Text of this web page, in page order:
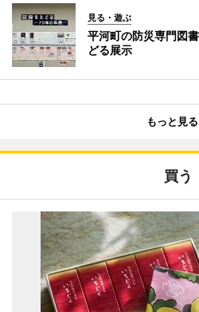
見る・遊ぶ
平河町の防災専門図
どる展示
もっと見る
買う